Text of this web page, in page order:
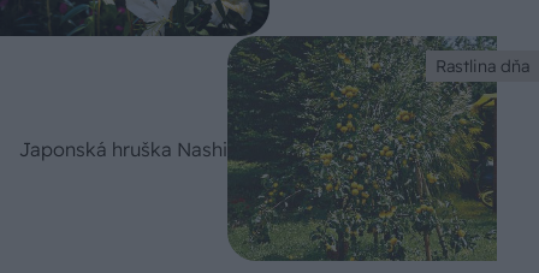
Rastlina dňa
Japonská hruška Nashi